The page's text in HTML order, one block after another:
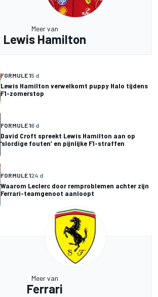
Meer van
Lewis Hamilton
FORMULE 15 d
Lewis Hamilton verwelkomt puppy Halo tijdens
F1-zomerstop
FORMULE 16 d
David Croft spreekt Lewis Hamilton aan op
‘slordige fouten’ en pijnlijke F1-straffen
FORMULE 124 d
Waarom Leclerc door remproblemen achter zijn
Ferrari-teamgenoot aanloopt
Meer van
Ferrari